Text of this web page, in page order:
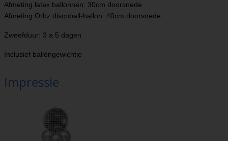
Afmeting latex ballonnen: 30cm doorsnede
Afmeting Orbz discoball-ballon: 40cm doorsnede
Zweefduur: 3 a 5 dagen
Inclusief ballongewichtje
Impressie